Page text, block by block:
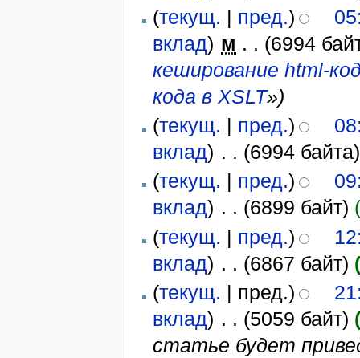
(текущ. | пред.)
вклад) м . . (6994
кеширование html-
кода в XSLT»)
(текущ. | пред.)
вклад) . . (6994 байта)
(текущ. | пред.)
вклад) . . (6899 байт)
(текущ. | пред.)
вклад) . . (6867 байт)
(текущ. | пред.)
вклад) . . (5059 байт)
статье будет